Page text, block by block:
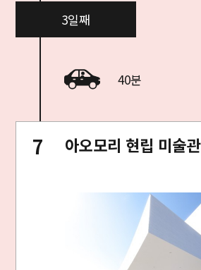
3일째
40분
아오모리 현립 미술관